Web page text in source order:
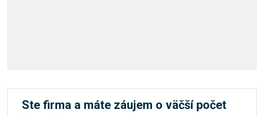
Ste firma a máte záujem o väčší počet